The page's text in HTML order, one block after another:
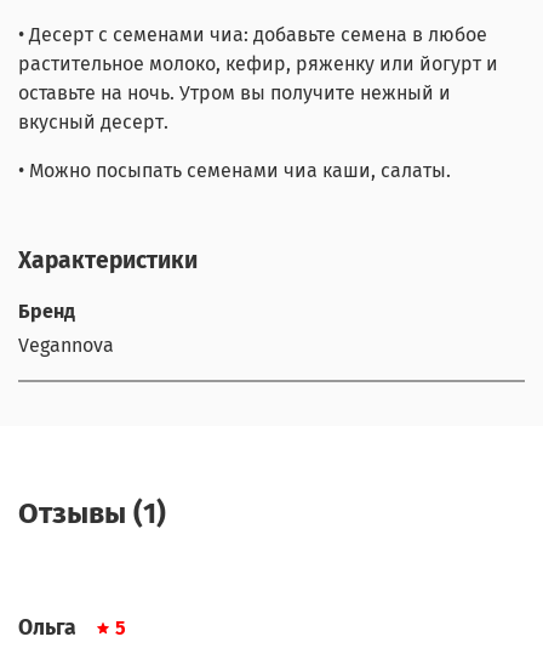
• Десерт с семенами чиа: добавьте семена в любое
растительное молоко, кефир, ряженку или йогурт и
оставьте на ночь. Утром вы получите нежный и
вкусный десерт.
• Можно посыпать семенами чиа каши, салаты.
Характеристики
Бренд
Vegannova
Отзывы (1)
Ольга 5